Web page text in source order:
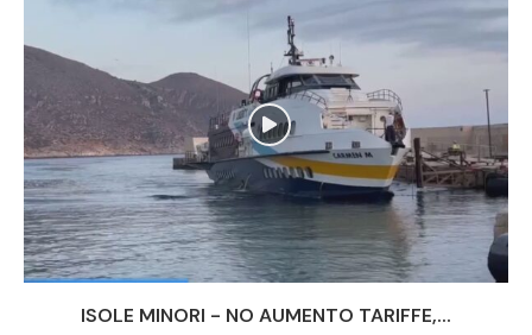
ISOLE MINORI - NO AUMENTO TARIFFE,...